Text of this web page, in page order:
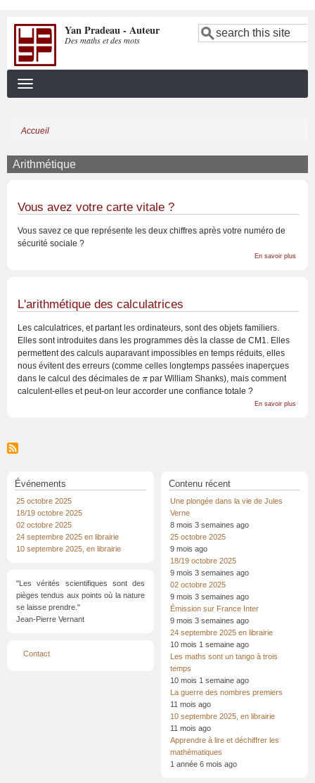
contenu
principal
Search
Yan Pradeau - Auteur
Des maths et des mots
d'Ariane
Accueil
Arithmétique
Vous avez votre carte vitale ?
Vous savez ce que représente les deux chiffres après votre numéro de
sécurité sociale ?
En savoir plus
L'arithmétique des calculatrices
Les calculatrices, et partant les ordinateurs, sont des objets familiers.
Elles sont introduites dans les programmes dès la classe de CM1. Elles
permettent des calculs auparavant impossibles en temps réduits, elles
nous évitent des erreurs (comme celles longtemps passées inaperçues
dans le calcul des décimales de π
πpar William Shanks), mais comment
calculent-elles et peut-on leur accorder une confiance totale ?
En savoir plus
Événements
25 octobre 2025
18/19 octobre 2025
02 octobre 2025
24 septembre 2025 en librairie
10 septembre 2025, en librairie
"Les vérités scientifiques sont des
pièges tendus aux points où la nature
se laisse prendre."
Jean-Pierre Vernant
Menu
Contact
Contenu récent
Une plongée dans la vie de Jules
Verne
8 mois 3 semaines ago
25 octobre 2025
9 mois ago
18/19 octobre 2025
9 mois 3 semaines ago
02 octobre 2025
9 mois 3 semaines ago
Émission sur France Inter
9 mois 3 semaines ago
24 septembre 2025 en librairie
10 mois 1 semaine ago
Les maths sont un tango à trois
temps
10 mois 1 semaine ago
La guerre des nombres premiers
11 mois ago
10 septembre 2025, en librairie
11 mois ago
Apprendre à lire et déchiffrer les
mathématiques
1 année 6 mois ago